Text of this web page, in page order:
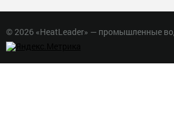
© 2026 «HeatLeader» — промышленные